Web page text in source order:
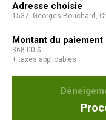
Adresse choisie
1537, Georges-Bouchard,
Montant du paiement
368.00 $
+ taxes applicables